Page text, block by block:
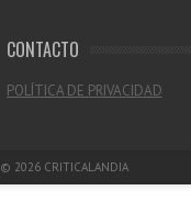
CONTACTO
POLÍTICA DE PRIVACIDAD
© 2026 CRITICALANDIA